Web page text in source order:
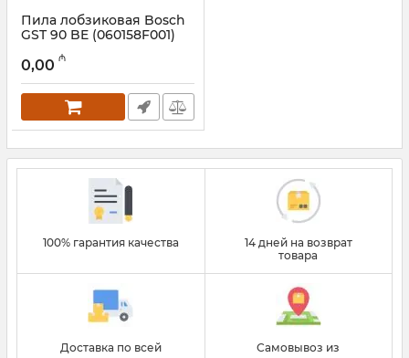
Пила лобзиковая Bosch
GST 90 BE (060158F001)
Артикул:
0,00 ₼
100% гарантия качества
14 дней на возврат
товара
Доставка по всей
Самовывоз из